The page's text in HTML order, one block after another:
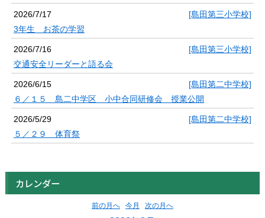
2026/7/17
[島田第三小学校]
3年生 お茶の学習
2026/7/16
[島田第三小学校]
交通安全リーダーと語る会
2026/6/15
[島田第二中学校]
６／１５ 島二中学区 小中合同研修会 授業公開
2026/5/29
[島田第二中学校]
５／２９ 体育祭
カレンダー
前の月へ 今月 次の月へ